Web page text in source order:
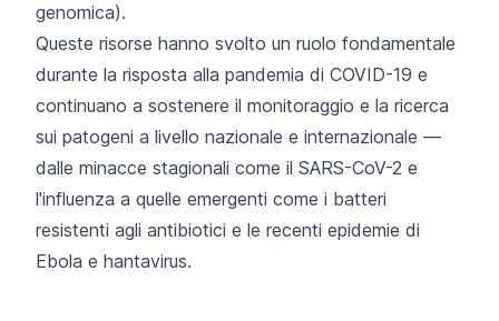
genomica).
Queste risorse hanno svolto un ruolo fondamentale
durante la risposta alla pandemia di COVID-19 e
continuano a sostenere il monitoraggio e la ricerca
sui patogeni a livello nazionale e internazionale —
dalle minacce stagionali come il SARS-CoV-2 e
l'influenza a quelle emergenti come i batteri
resistenti agli antibiotici e le recenti epidemie di
Ebola e hantavirus.